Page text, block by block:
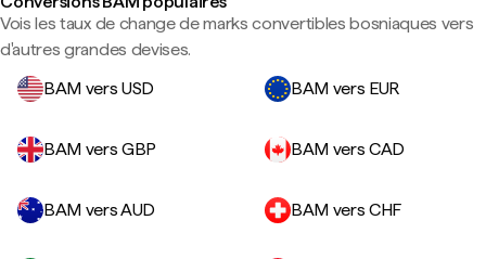
Vois les taux de change de marks convertibles bosniaques vers
d'autres grandes devises.
BAM vers USD
BAM vers EUR
BAM vers GBP BAM vers CAD
BAM vers AUD BAM vers CHF